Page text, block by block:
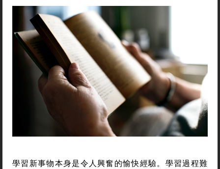
學習新事物本身是令人興奮的愉快經驗。學習過程難